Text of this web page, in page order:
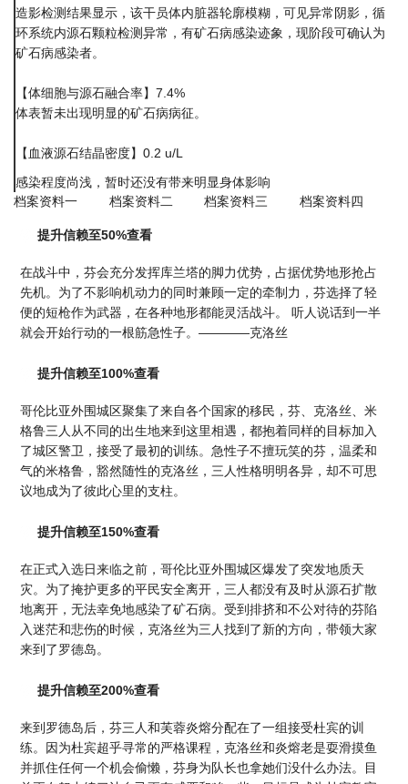
造影检测结果显示，该干员体内脏器轮廓模糊，可见异常阴影，循
环系统内源石颗粒检测异常，有矿石病感染迹象，现阶段可确认为
矿石病感染者。
【体细胞与源石融合率】7.4%
体表暂未出现明显的矿石病病征。
【血液源石结晶密度】0.2 u/L
感染程度尚浅，暂时还没有带来明显身体影响
档案资料一
档案资料二 档案资料三 档案资料四
提升信赖至50%查看
在战斗中，芬会充分发挥库兰塔的脚力优势，占据优势地形抢占
先机。为了不影响机动力的同时兼顾一定的牵制力，芬选择了轻
便的短枪作为武器，在各种地形都能灵活战斗。 听人说话到一半
就会开始行动的一根筋急性子。————克洛丝
提升信赖至100%查看
哥伦比亚外围城区聚集了来自各个国家的移民，芬、克洛丝、米
格鲁三人从不同的出生地来到这里相遇，都抱着同样的目标加入
了城区警卫，接受了最初的训练。急性子不擅玩笑的芬，温柔和
气的米格鲁，豁然随性的克洛丝，三人性格明明各异，却不可思
议地成为了彼此心里的支柱。
提升信赖至150%查看
在正式入选日来临之前，哥伦比亚外围城区爆发了突发地质天
灾。为了掩护更多的平民安全离开，三人都没有及时从源石扩散
地离开，无法幸免地感染了矿石病。受到排挤和不公对待的芬陷
入迷茫和悲伤的时候，克洛丝为三人找到了新的方向，带领大家
来到了罗德岛。
提升信赖至200%查看
来到罗德岛后，芬三人和芙蓉炎熔分配在了一组接受杜宾的训
练。因为杜宾超乎寻常的严格课程，克洛丝和炎熔老是耍滑摸鱼
并抓住任何一个机会偷懒，芬身为队长也拿她们没什么办法。目